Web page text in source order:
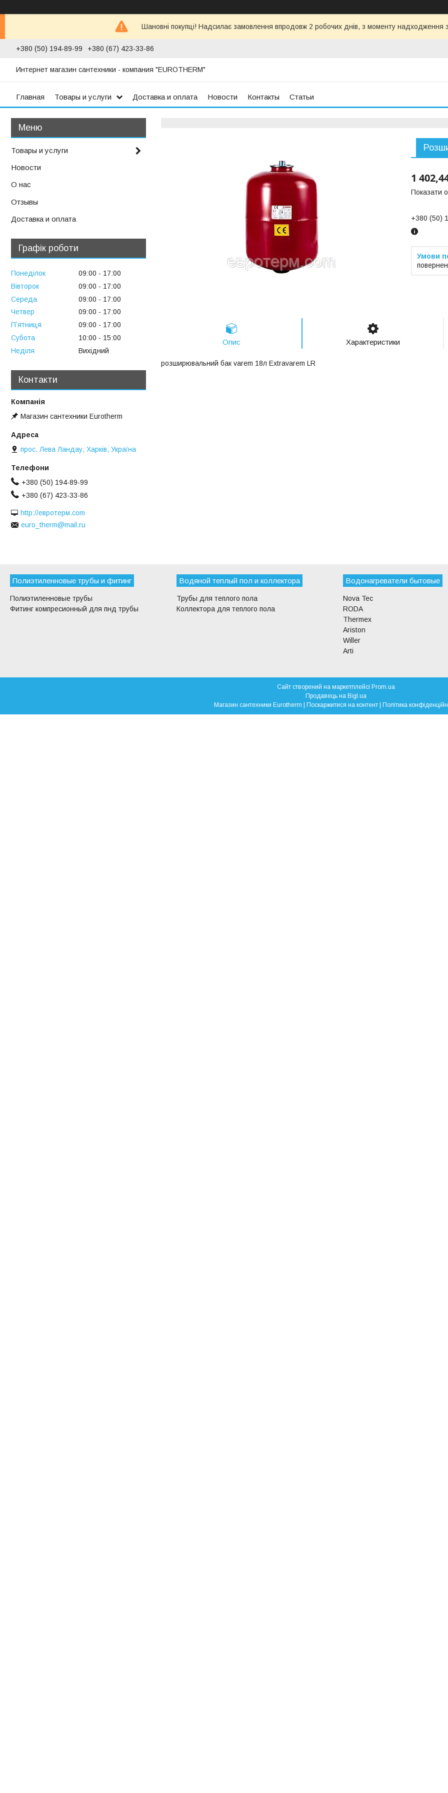
Шановні покупці! Надсилає замовлення впродовж 2 робочих днів, з моменту надходження
+380 (50) 194-89-99 +380 (67) 423-33-86
Интернет магазин сантехники - компания "EUROTHERM"
Главная Товары и услуги Доставка и оплата Новости Контакты Статьи
1
Показати
+380 (50)
Опис Характеристики
розширювальний бак varem 18л Extravarem LR
Товары и услуги
Новости
О нас
Отзывы
Доставка и оплата
Графік роботи
Понеділок 09:00
17:00
Вівторок
09:00
17:00
Середа
09:00
17:00
Четвер
09:00
17:00
Пʼятниця
09:00
17:00
Субота
10:00
15:00
Неділя
Вихідний
Контакти
Магазин сантехники Eurotherm
прос. Лева Ландау, Харків, Україна
+380 (50) 194-89-99
+380 (67) 423-33-86
http://евротерм.com
euro_therm@mail.ru
Полиэтиленновые трубы и фитинг
Полиэтиленновые трубы
Фитинг компресионный для пнд трубы
Водяной теплый пол и коллектора
Трубы для теплого пола
Коллектора для теплого пола
Водонагреватели бытовые
Nova Tec
RODA
Thermex
Ariston
Willer
Arti
Сайт створений на маркетплейсі Prom.ua
Продавець на Bigl.ua
Поскаржитися на контент Політика